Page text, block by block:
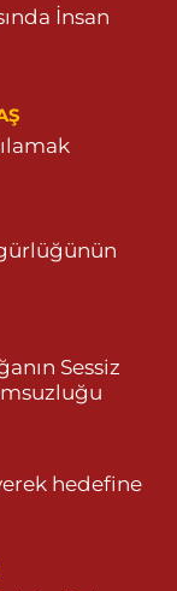
NO:122G
CEPHESİ)
İnsan
Sessiz
hedefine